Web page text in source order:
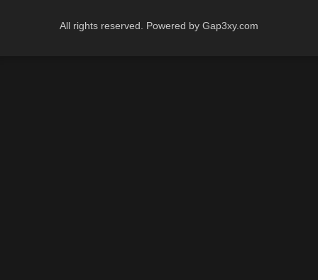
All rights reserved. Powered by Gap3xy.com